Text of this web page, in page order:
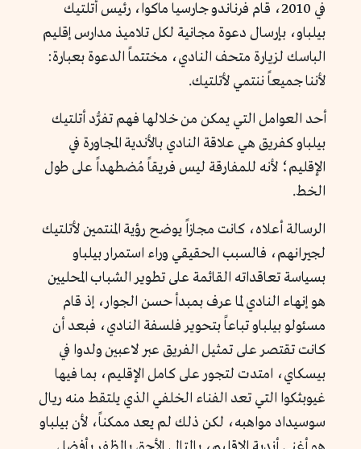
في 2010، قام فرناندو جارسيا ماكوا، رئيس أتلتيك
بيلباو، بإرسال دعوة مجانية لكل تلاميذ مدارس إقليم
الباسك لزيارة متحف النادي، مختتماً الدعوة بعبارة:
لأننا جميعاً ننتمي لأتلتيك.
أحد العوامل التي يمكن من خلالها فهم تفرُّد أتلتيك
بيلباو كفريق هي علاقة النادي بالأندية المجاورة في
الإقليم؛ لأنه للمفارقة ليس فريقاً مُضطهداً على طول
الخط.
الرسالة أعلاه، كانت مجازاً يوضح رؤية المنتمين لأتلتيك
لجيرانهم، فالسبب الحقيقي وراء استمرار بيلباو
بسياسة تعاقداته القائمة على تطوير الشباب المحليين
هو إنهاء النادي لما عرف بمبدأ حسن الجوار، إذ قام
مسئولو بيلباو تباعاً بتحوير فلسفة النادي، فبعد أن
كانت تقتصر على تمثيل الفريق عبر لاعبين ولدوا في
بيسكاي، امتدت لتجور على كامل الإقليم، بما فيها
غيوبثكوا التي تعد الفناء الخلفي الذي يلتقط منه ريال
سوسيداد مواهبه، لكن ذلك لم يعد ممكناً، لأن بيلباو